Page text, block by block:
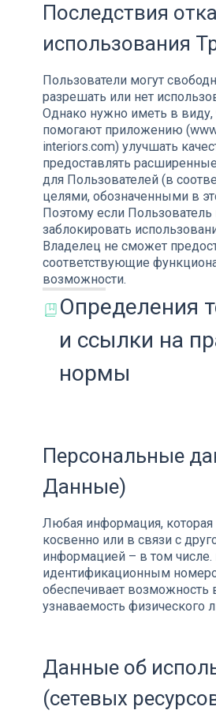
Последствия
использования
Пользователи могут
разрешать или нет
Однако нужно иметь в виду,
помогают приложению
interiors.com) улучшать
предоставлять
для Пользователей (в
целями, обозначенными в
Поэтому если
заблокировать
Владелец не сможет
соответствующие
возможности.
Определения
и ссылки на
нормы
Персональные
Данные)
Любая информация, которая
косвенно или в связи с
информацией – в том
идентификационным
обеспечивает возможность
узнаваемость физического
Данные об
(сетевых